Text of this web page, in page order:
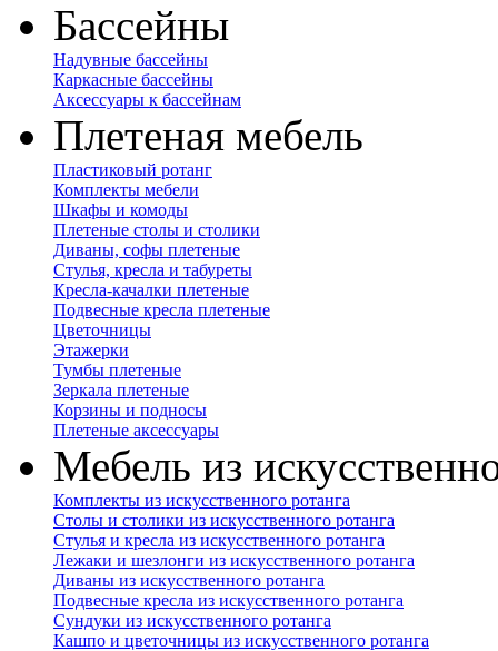
Бассейны
Надувные бассейны
Каркасные бассейны
Аксессуары к бассейнам
Плетеная мебель
Пластиковый ротанг
Комплекты мебели
Шкафы и комоды
Плетеные столы и столики
Диваны, софы плетеные
Стулья, кресла и табуреты
Кресла-качалки плетеные
Подвесные кресла плетеные
Цветочницы
Этажерки
Тумбы плетеные
Зеркала плетеные
Корзины и подносы
Плетеные аксессуары
Мебель из
Комплекты из искусственного ротанга
Столы и столики из искусственного ротанга
Стулья и кресла из искусственного ротанга
Лежаки и шезлонги из искусственного ротанга
Диваны из искусственного ротанга
Подвесные кресла из искусственного ротанга
Сундуки из искусственного ротанга
Кашпо и цветочницы из искусственного ротанга